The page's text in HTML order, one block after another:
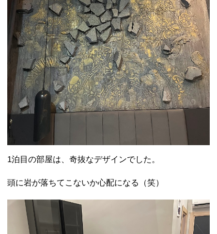
1泊目の部屋は、奇抜なデザインでした。
頭に岩が落ちてこないか心配になる（笑）